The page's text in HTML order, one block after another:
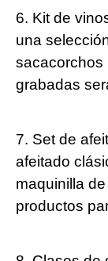
6. Kit de
una
sacacorchos
grabadas
7. Set de
afeitado
maquinilla
productos